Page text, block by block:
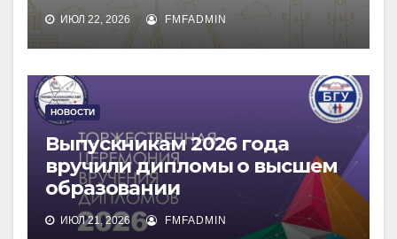
ИЮЛ 22, 2026 FMFADMIN
НОВОСТИ
Выпускникам 2026 года
вручили дипломы о высшем
образовании
ИЮЛ 21, 2026 FMFADMIN